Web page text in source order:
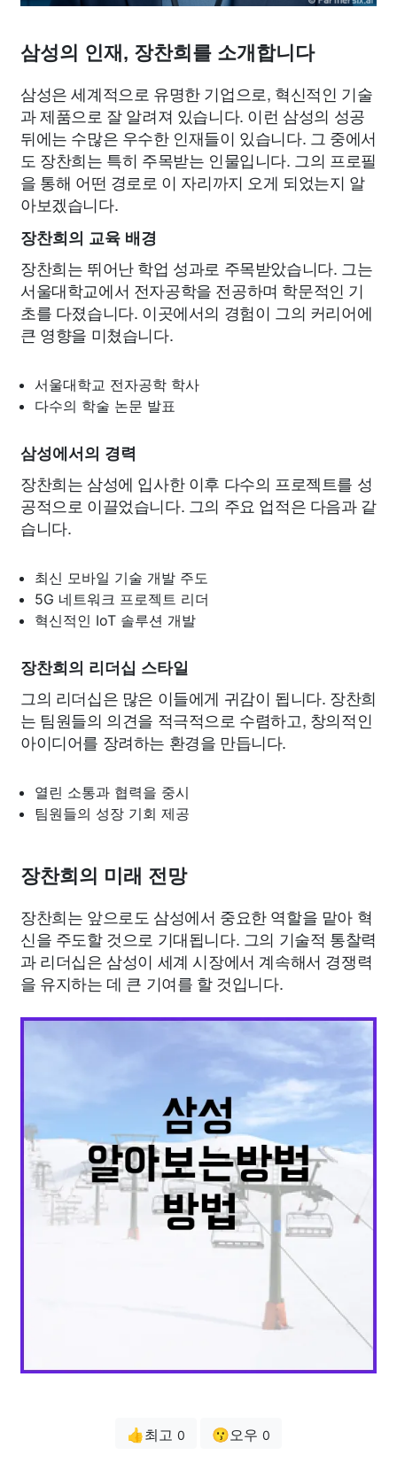
삼성의 인재, 장찬희를 소개합니다
삼성은 세계적으로 유명한 기업으로, 혁신적인 기술
과 제품으로 잘 알려져 있습니다. 이런 삼성의 성공
뒤에는 수많은 우수한 인재들이 있습니다. 그 중에서
도 장찬희는 특히 주목받는 인물입니다. 그의 프로필
을 통해 어떤 경로로 이 자리까지 오게 되었는지 알
아보겠습니다.
장찬희의 교육 배경
장찬희는 뛰어난 학업 성과로 주목받았습니다. 그는
서울대학교에서 전자공학을 전공하며 학문적인 기
초를 다졌습니다. 이곳에서의 경험이 그의 커리어에
큰 영향을 미쳤습니다.
서울대학교 전자공학 학사
다수의 학술 논문 발표
삼성에서의 경력
장찬희는 삼성에 입사한 이후 다수의 프로젝트를 성
공적으로 이끌었습니다. 그의 주요 업적은 다음과 같
습니다.
최신 모바일 기술 개발 주도
5G 네트워크 프로젝트 리더
혁신적인 IoT 솔루션 개발
장찬희의 리더십 스타일
그의 리더십은 많은 이들에게 귀감이 됩니다. 장찬희
는 팀원들의 의견을 적극적으로 수렴하고, 창의적인
아이디어를 장려하는 환경을 만듭니다.
열린 소통과 협력을 중시
팀원들의 성장 기회 제공
장찬희의 미래 전망
장찬희는 앞으로도 삼성에서 중요한 역할을 맡아 혁
신을 주도할 것으로 기대됩니다. 그의 기술적 통찰력
과 리더십은 삼성이 세계 시장에서 계속해서 경쟁력
을 유지하는 데 큰 기여를 할 것입니다.
👍최고 0 😗오우 0